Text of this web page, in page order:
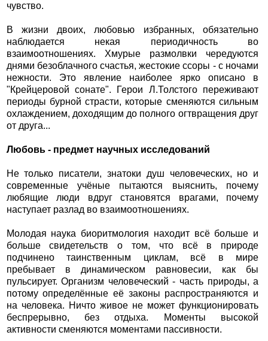
чувство.
В жизни двоих, любовью избранных, обязательно
наблюдается некая периодичность во
взаимоотношениях. Хмурые размолвки чередуются
днями безоблачного счастья, жестокие ссоры - с ночами
нежности. Это явление наиболее ярко описано в
"Крейцеровой сонате". Герои Л.Толстого переживают
периоды бурной страсти, которые сменяются сильным
охлаждением, доходящим до полного огтвращения друг
от друга...
Любовь - предмет научных исследований
Не только писатели, знатоки душ человеческих, но и
современные учёные пытаются выяснить, почему
любящие люди вдруг становятся врагами, почему
наступает разлад во взаимоотношениях.
Молодая наука биоритмология находит всё больше и
больше свидетельств о том, что всё в природе
подчинено таинственным циклам, всё в мире
пребывает в динамическом равновесии, как бы
пульсирует. Организм человеческий - часть природы, а
потому определённые её законы распространяются и
на человека. Ничто живое не может функционировать
беспрерывно, без отдыха. Моменты высокой
активности сменяются моментами пассивности.